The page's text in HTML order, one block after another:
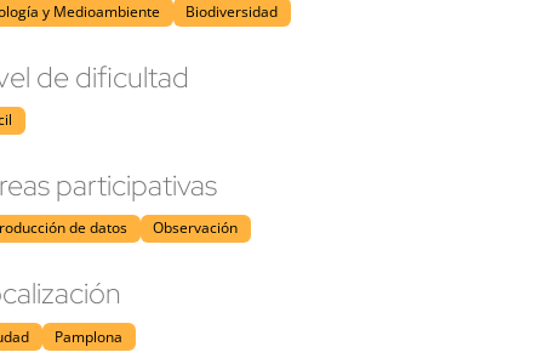
y Medioambiente Biodiversidad
de dificultad
participativas
de datos Observación
Pamplona